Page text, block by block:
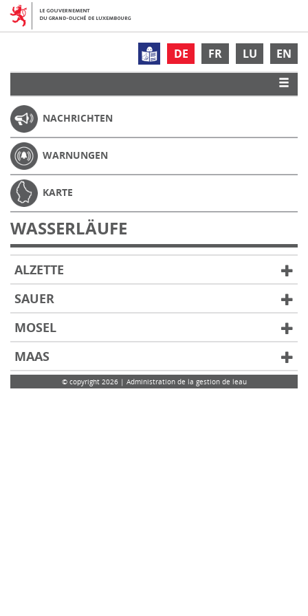
DE FR LU EN
NACHRICHTEN
WARNUNGEN
KARTE
WASSERLÄUFE
ALZETTE
SAUER
MOSEL
MAAS
© copyright 2026 | Administration de la gestion de leau